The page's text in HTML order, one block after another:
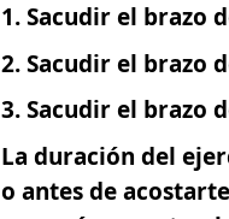
Sacudir el brazo
Sacudir el brazo
Sacudir el brazo
La duración del
o antes de